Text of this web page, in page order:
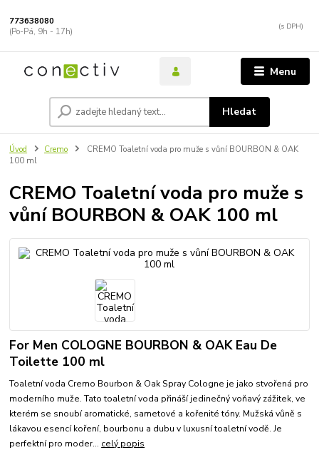
Menu
Hledat
773638080
(Po-Pá, 9h - 17h)
Úvod Cremo
CREMO Toaletní voda pro muže s vůní BOURBON & OAK
100 ml
CREMO Toaletní voda pro muže s
vůní BOURBON & OAK 100 ml
For Men COLOGNE BOURBON & OAK Eau De
Toilette 100 ml
Toaletní voda Cremo Bourbon & Oak Spray Cologne je jako stvořená pro
moderního muže. Tato toaletní voda přináší jedinečný voňavý zážitek, ve
kterém se snoubí aromatické, sametové a kořenité tóny. Mužská vůně s
lákavou esencí koření, bourbonu a dubu v luxusní toaletní vodě. Je
perfektní pro moder... celý popis